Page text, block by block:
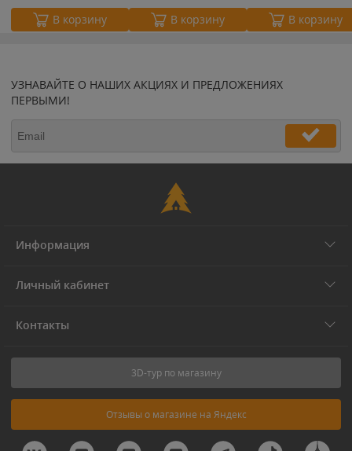
В корзину В корзину В корзину
УЗНАВАЙТЕ О НАШИХ АКЦИЯХ И ПРЕДЛОЖЕНИЯХ
ПЕРВЫМИ!
Информация
Личный кабинет
Контакты
3D-тур по магазину
Отзывы о магазине на Яндекс